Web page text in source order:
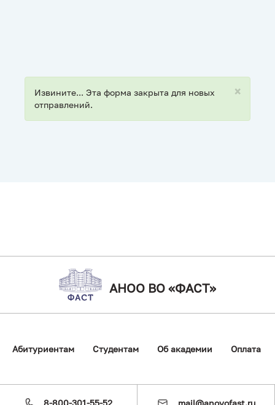
×
Статус
Извините... Эта форма закрыта для новых
отправлений.
АНОО ВО «ФАСТ»
Основная
навигация
Абитуриентам Студентам Об академии Оплата
8-800-301-55-52 mail@anovofast.ru